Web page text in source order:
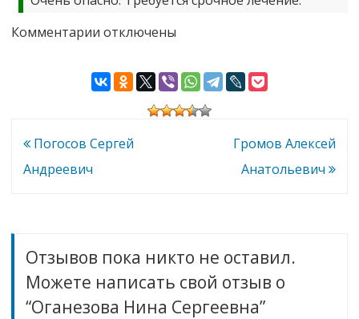
Комментарии к
Нина
Сергеевна
отключены
Навигация
по
Погосов Сергей
Андреевич
Громов Алексей
Анатольевич
Отзывов пока никто не оставил.
Можете написать свой отзыв о
“Оганезова Нина Сергеевна”